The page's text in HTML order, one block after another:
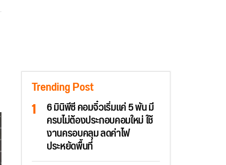
Trending Post
6 มินิพีซี คอมจิ๋วเริ่มแค่ 5 พัน มี
ครบไม่ต้องประกอบคอมใหม่ ใช้
งานครอบคลุม ลดค่าไฟ
ประหยัดพื้นที่